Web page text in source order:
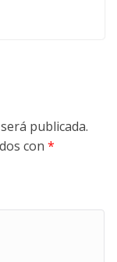
publicada.
con *